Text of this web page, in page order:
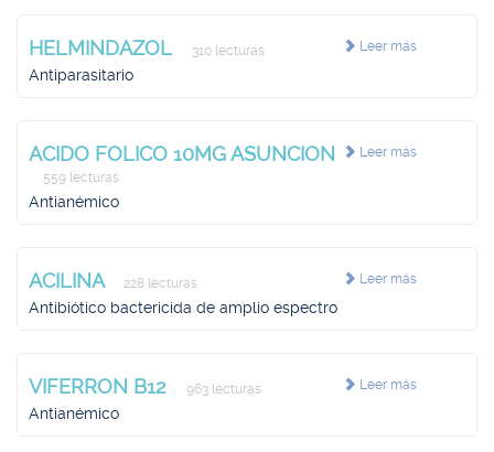
Leer más
HELMINDAZOL 310 lecturas
Antiparasitario
Leer más
ACIDO FOLICO 10MG ASUNCION
559 lecturas
Antianémico
Leer más
ACILINA 228 lecturas
Antibiótico bactericida de amplio espectro
Leer más
VIFERRON B12 963 lecturas
Antianémico